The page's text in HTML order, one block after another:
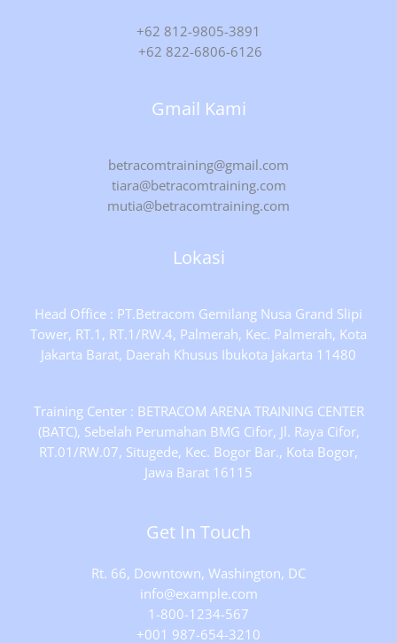
+62 812-9805-3891
+62 822-6806-6126
Gmail Kami
betracomtraining@gmail.com
tiara@betracomtraining.com
mutia@betracomtraining.com
Lokasi
Head Office : PT.Betracom Gemilang Nusa Grand Slipi
Tower, RT.1, RT.1/RW.4, Palmerah, Kec. Palmerah, Kota
Jakarta Barat, Daerah Khusus Ibukota Jakarta 11480
Training Center : BETRACOM ARENA TRAINING CENTER
(BATC), Sebelah Perumahan BMG Cifor, Jl. Raya Cifor,
RT.01/RW.07, Situgede, Kec. Bogor Bar., Kota Bogor,
Jawa Barat 16115
Get In Touch
Rt. 66, Downtown, Washington, DC
info@example.com​
1-800-1234-567
+001 987-654-3210